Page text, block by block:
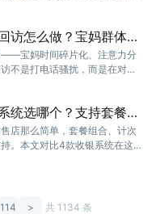
系统配置方法。
访怎么做？宝妈群体定
——宝妈时间碎片化、注意力分
不是打电话骚扰，而是在对的
管理帮你把握每个回访节点。
统选哪个？支持套餐和
店那么简单，套餐组合、计次
。本文对比4款收银系统在这几
选对不选贵。
114 > 共 1134 条